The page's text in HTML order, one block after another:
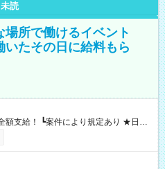
未読
所で働けるイベント
たその日に給料もら
いたその日に現金GET♪ お仕事後はコ
とせます！ 【試用期間】試